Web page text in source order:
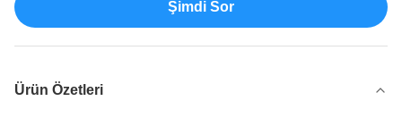
Şimdi Sor
Ürün Özetleri